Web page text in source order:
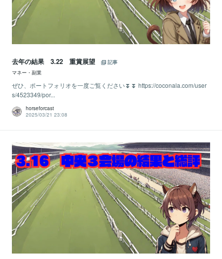
去年の結果 3.22 重賞展望
記事
マネー・副業
ぜひ、ポートフォリオを一度ご覧ください⏬⏬ https://coconala.com/user
s/4523349/por...
horseforcast
2025/03/21 23:08